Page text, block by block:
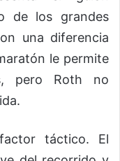
de los grandes
una diferencia
le permite
pero Roth no
táctico. El